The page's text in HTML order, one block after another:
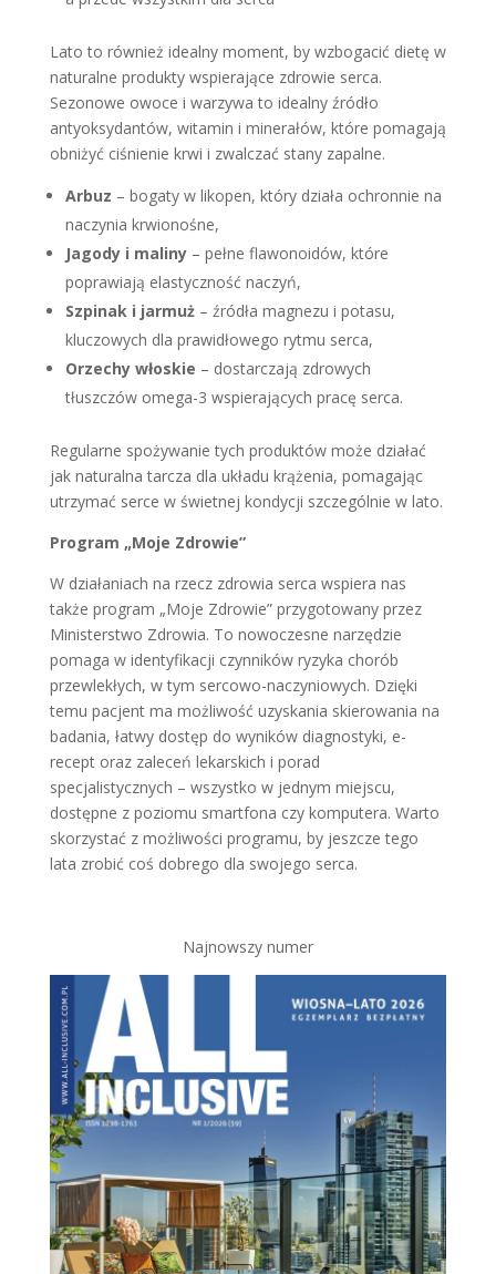
Lato to również idealny moment, by wzbogacić dietę w
naturalne produkty wspierające zdrowie serca.
Sezonowe owoce i warzywa to idealny źródło
antyoksydantów, witamin i minerałów, które pomagają
obniżyć ciśnienie krwi i zwalczać stany zapalne.
Arbuz – bogaty w likopen, który działa ochronnie na
naczynia krwionośne,
Jagody i maliny– pełne flawonoidów, które
poprawiają elastyczność naczyń,
Szpinak i jarmuż– źródła magnezu i potasu,
kluczowych dla prawidłowego rytmu serca,
Orzechy włoskie – dostarczają zdrowych
tłuszczów omega-3 wspierających pracę serca.
Regularne spożywanie tych produktów może działać
jak naturalna tarcza dla układu krążenia, pomagając
utrzymać serce w świetnej kondycji szczególnie w lato.
Program „Moje Zdrowie”
W działaniach na rzecz zdrowia serca wspiera nas
także program „Moje Zdrowie” przygotowany przez
Ministerstwo Zdrowia. To nowoczesne narzędzie
pomaga w identyfikacji czynników ryzyka chorób
przewlekłych, w tym sercowo-naczyniowych. Dzięki
temu pacjent ma możliwość uzyskania skierowania na
badania, łatwy dostęp do wyników diagnostyki, e-
recept oraz zaleceń lekarskich i porad
specjalistycznych – wszystko w jednym miejscu,
dostępne z poziomu smartfona czy komputera. Warto
skorzystać z możliwości programu, by jeszcze tego
lata zrobić coś dobrego dla swojego serca.
Najnowszy numer